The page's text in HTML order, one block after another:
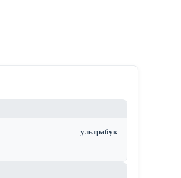
ультрабук